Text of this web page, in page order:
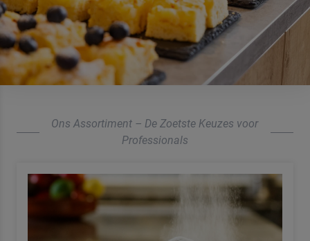
Ons Assortiment – De Zoetste Keuzes voor
Professionals